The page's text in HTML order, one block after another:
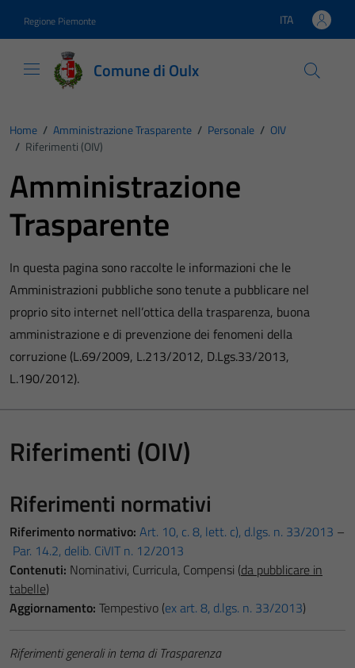
Regione Piemonte Lingua attiva:
ITA
Comune di Oulx
Home / Amministrazione Trasparente / Personale / OIV
/ Riferimenti (OIV)
Amministrazione
Trasparente
In questa pagina sono raccolte le informazioni che le
Amministrazioni pubbliche sono tenute a pubblicare nel
proprio sito internet nell’ottica della trasparenza, buona
amministrazione e di prevenzione dei fenomeni della
corruzione (L.69/2009, L.213/2012, D.Lgs.33/2013,
L.190/2012).
Riferimenti (OIV)
Riferimenti normativi
Riferimento normativo: Art. 10, c. 8, lett. c), d.lgs. n. 33/2013 –
Par. 14.2, delib. CiVIT n. 12/2013
Contenuti: Nominativi, Curricula, Compensi (da pubblicare in
tabelle)
Aggiornamento: Tempestivo (ex art. 8, d.lgs. n. 33/2013)
Riferimenti generali in tema di Trasparenza